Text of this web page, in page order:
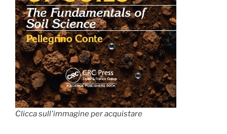
Clicca sull'immagine per acquistare